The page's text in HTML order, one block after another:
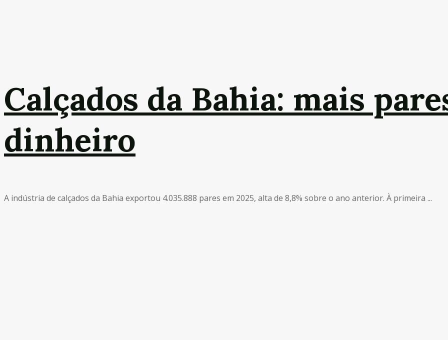
Calçados da Bahia: mais
dinheiro
A indústria de calçados da Bahia exportou 4.035.888 pares em 2025, alta de 8,8% sobre o ano anterior. À primeira ...